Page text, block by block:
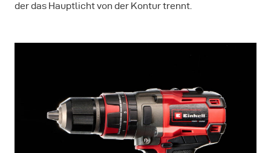
der das Hauptlicht von der Kontur trennt.